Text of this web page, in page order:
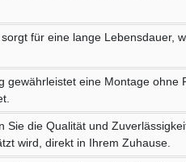
für eine lange Lebensdauer,
gewährleistet eine Montage ohne
Sie die Qualität und
wird, direkt in Ihrem Zuhause.